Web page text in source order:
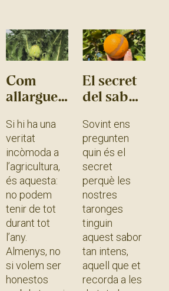
Com
allarguem
temporada
de les
carxofes
Si hi ha una
veritat
incòmoda a
l’agricultura,
és aquesta:
no podem
tenir de tot
durant tot
l’any.
Almenys, no
si volem ser
honestos
El secret
del sabor
taronges
Sovint ens
pregunten
quin és el
secret
perquè les
nostres
taronges
tinguin
aquest sabor
tan intens,
aquell que et
recorda a les